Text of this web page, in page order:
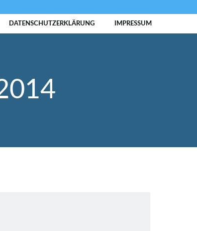
DATENSCHUTZERKLÄRUNG IMPRESSUM